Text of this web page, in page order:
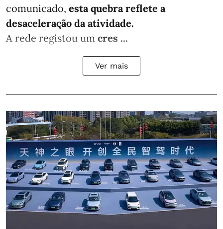
comunicado, esta quebra reflete a
desaceleração da atividade.
A rede registou um cres ...
Ver mais